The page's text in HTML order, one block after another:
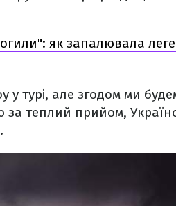
як запалювала
у турі, але згодом ми
за теплий прийом,